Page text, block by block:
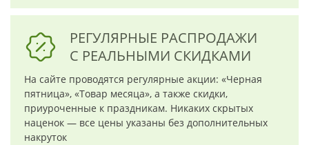
РЕГУЛЯРНЫЕ РАСПРОДАЖИ
С РЕАЛЬНЫМИ СКИДКАМИ
На сайте проводятся регулярные акции: «Черная
пятница», «Товар месяца», а также скидки,
приуроченные к праздникам. Никаких скрытых
наценок — все цены указаны без дополнительных
накруток